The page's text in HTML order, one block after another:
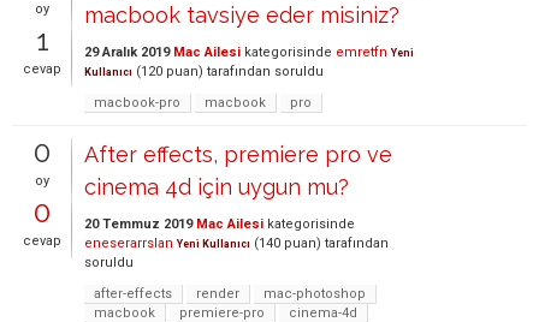
oy
1
cevap
macbook tavsiye eder misiniz?
29 Aralık 2019 Mac Ailesi kategorisinde emretfn Yeni
Kullanıcı (120 puan) tarafından soruldu
macbook-pro
macbook pro
0
oy
0
cevap
After effects, premiere pro ve
cinema 4d için uygun mu?
20 Temmuz 2019 Mac Ailesi kategorisinde
eneserarrslan Yeni Kullanıcı (140 puan) tarafından
soruldu
after-effects
render
mac-photoshop
macbook
premiere-pro
cinema-4d